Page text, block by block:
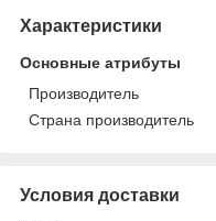
Характеристики
Основные атрибуты
Производитель
Страна производитель
Условия доставки